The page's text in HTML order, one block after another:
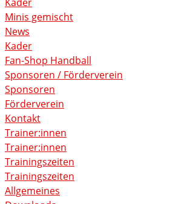
Minis gemischt
News
Kader
Fan-Shop Handball
Sponsoren / Förderverein
Sponsoren
Förderverein
Kontakt
Trainer:innen
Trainer:innen
Trainingszeiten
Trainingszeiten
Allgemeines